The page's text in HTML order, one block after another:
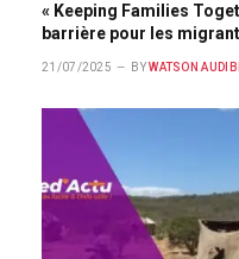
« Keeping Families
barrière pour les
21/07/2025 BY WATSON